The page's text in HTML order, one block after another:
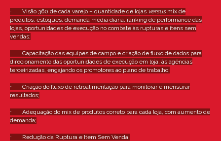
· Visão 360 de cada varejo – quantidade de lojas versus mix de
produtos, estoques, demanda média diária, ranking de performance das
lojas, oportunidades de execução no combate às rupturas e itens sem
vendas;
· Capacitação das equipes de campo e criação de fluxo de dados para
direcionamento das oportunidades de execução em loja, às agências
terceirizadas, engajando os promotores ao plano de trabalho;
· Criação do fluxo de retroalimentação para monitorar e mensurar
resultados;
· Adequação do mix de produtos correto para cada loja, com aumento de
demanda;
· Redução da Ruptura e Item Sem Venda.